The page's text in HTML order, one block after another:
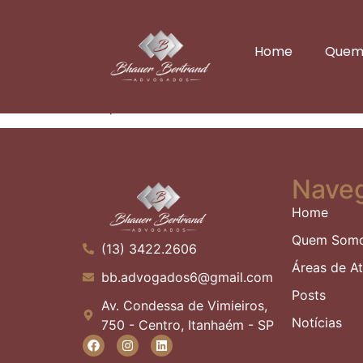
Home
Pesquisa Pronta
condomínio
(13) 3422.2606
bb.advogados6@gmail.com
Av. Condessa de Vimieiros,
750 - Centro, Itanhaém - SP
Home
Quem
Áreas de
Posts
Notícias